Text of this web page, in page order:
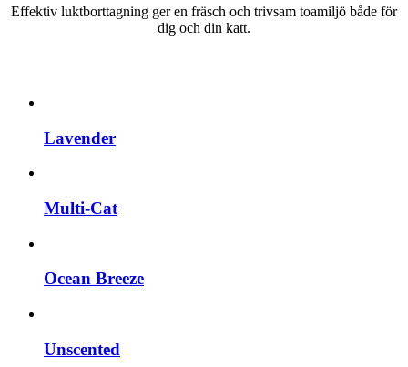
Effektiv luktborttagning ger en fräsch och trivsam toamiljö både för
dig och din katt.
Lavender
Multi-Cat
Ocean Breeze
Unscented